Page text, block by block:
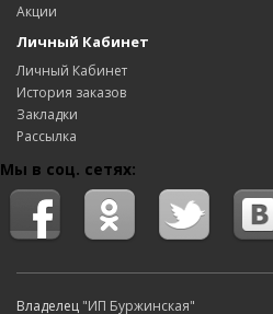
Акции
Личный Кабинет
Личный Кабинет
История заказов
Закладки
Рассылка
Мы в соц. сетях:
Владелец "ИП Буржинская"